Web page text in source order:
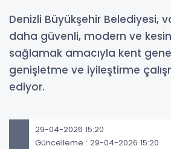
Denizli Büyükşehir Belediyesi,
daha güvenli, modern ve
sağlamak amacıyla kent
genişletme ve iyileştirme
ediyor.
29-04-2026 15:20
Güncelleme : 29-04-2026 15:20